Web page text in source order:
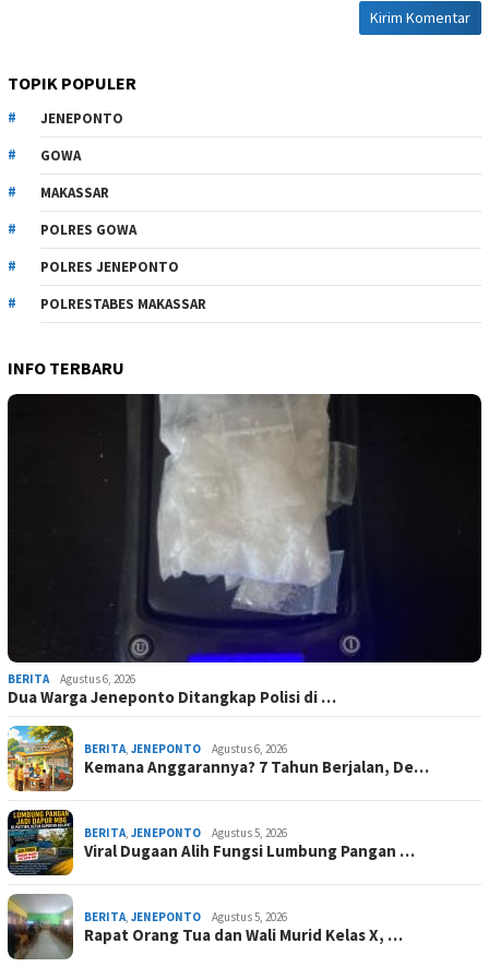
TOPIK POPULER
JENEPONTO
GOWA
MAKASSAR
POLRES GOWA
POLRES JENEPONTO
POLRESTABES MAKASSAR
INFO TERBARU
BERITA Agustus 6, 2026
Dua Warga Jeneponto Ditangkap Polisi di …
BERITA, JENEPONTO Agustus 6, 2026
Kemana Anggarannya? 7 Tahun Berjalan, De…
BERITA, JENEPONTO Agustus 5, 2026
Viral Dugaan Alih Fungsi Lumbung Pangan …
BERITA, JENEPONTO Agustus 5, 2026
Rapat Orang Tua dan Wali Murid Kelas X, …